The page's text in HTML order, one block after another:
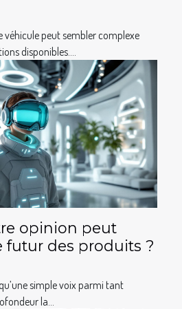
véhicule peut sembler complexe
disponibles....
opinion peut
futur des produits ?
simple voix parmi tant
la...